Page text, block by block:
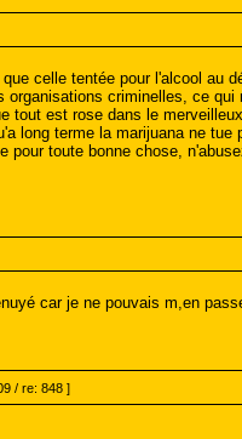
celle tentée pour l'alcool au
criminelles, ce
est rose dans le
terme la marijuana ne
toute bonne chose,
car je ne pouvais m,en
/ re: 848 ]